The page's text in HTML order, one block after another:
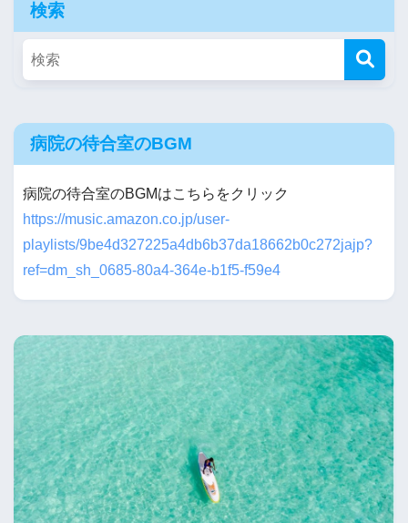
検索
病院の待合室のBGM
病院の待合室のBGMはこちらをクリック
https://music.amazon.co.jp/user-
playlists/9be4d327225a4db6b37da18662b0c272jajp?
ref=dm_sh_0685-80a4-364e-b1f5-f59e4